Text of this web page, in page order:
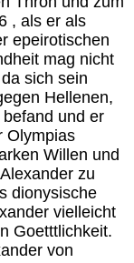
, als er als
epeirotischen
mag nicht
sich sein
Hellenen,
und er
Olympias
Willen und
zu
dionysische
vielleicht
Goetttlichkeit.
von